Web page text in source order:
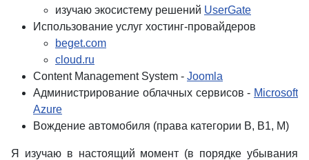
изучаю экосистему решений UserGate
Использование услуг хостинг-провайдеров
beget.com
cloud.ru
Content Management System - Joomla
Администрирование облачных сервисов - Microsoft
Azure
Вождение автомобиля (права категории B, B1, M)
Я изучаю в настоящий момент (в порядке убывания